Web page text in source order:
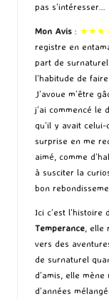
pas s’intéresser…
Mon Avis :
registre en
part de
l’habitude de
J’avoue m’être
j’ai commencé le
qu’il y avait
surprise en me
aimé, comme
à susciter la
bon
Ici c’est l’histoire
Temperance, elle
vers des
de surnaturel
d’amis, elle
d’années